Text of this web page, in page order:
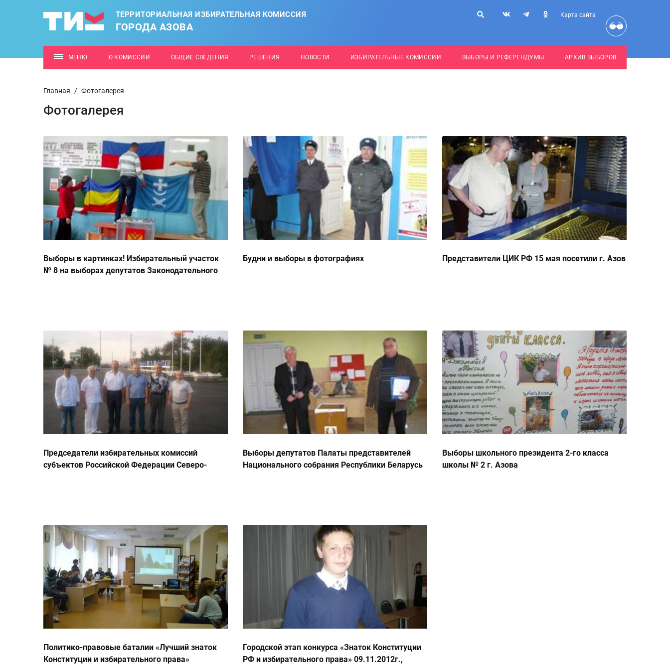
ТЕРРИТОРИАЛЬНАЯ ИЗБИРАТЕЛЬНАЯ КОМИССИЯ
ГОРОДА АЗОВА
Карта сайта
МЕНЮ О КОМИССИИ ОБЩИЕ СВЕДЕНИЯ РЕШЕНИЯ НОВОСТИ ИЗБИРАТЕЛЬНЫЕ КОМИССИИ ВЫБОРЫ И РЕФЕРЕНДУМЫ АРХИВ ВЫБОРОВ
Главная / Фотогалерея
Фотогалерея
Выборы в картинках! Избирательный участок
№ 8 на выборах депутатов Законодательного
Будни и выборы в фотографиях Представители ЦИК РФ 15 мая посетили г. Азов
Председатели избирательных комиссий
субъектов Российской Федерации Северо-
Выборы депутатов Палаты представителей
Национального собрания Республики Беларусь
Выборы школьного президента 2-го класса
школы № 2 г. Азова
Политико-правовые баталии «Лучший знаток
Конституции и избирательного права»
Городской этап конкурса «Знаток Конституции
РФ и избирательного права» 09.11.2012г.,